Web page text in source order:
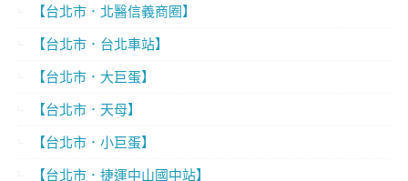
【台北市．北醫信義商圈】
【台北市．台北車站】
【台北市．大巨蛋】
【台北市．天母】
【台北市．小巨蛋】
【台北市．捷運中山國中站】